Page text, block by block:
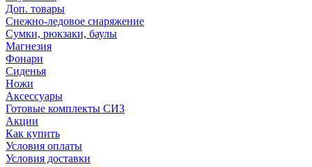
Доп. товары
Снежно-ледовое снаряжение
Сумки, рюкзаки, баулы
Магнезия
Фонари
Сиденья
Ножи
Аксессуары
Готовые комплекты СИЗ
Акции
Как купить
Условия оплаты
Условия доставки